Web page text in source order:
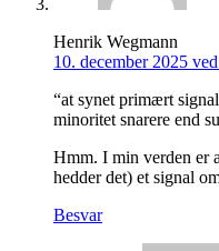
Henrik Wegmann
10. december 2025
“at synet primært
minoritet snarere end
Hmm. I min verden er
hedder det) et signal
Besvar